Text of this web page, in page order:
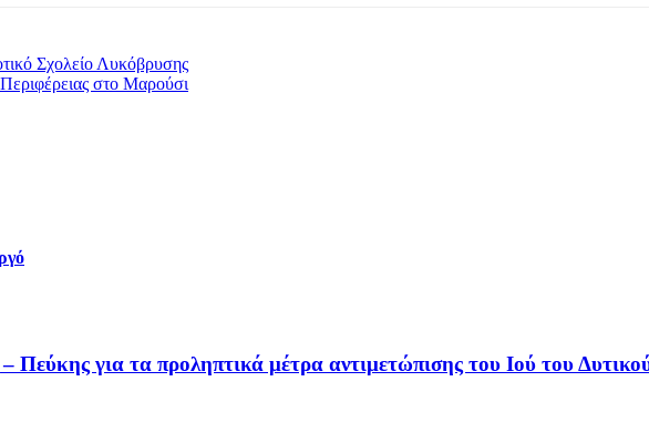
Σχολείο Λυκόβρυσης
στο Μαρούσι
για τα προληπτικά μέτρα αντιμετώπισης του Ιού του